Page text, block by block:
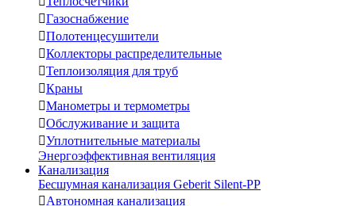
Газоснабжение
Полотенцесушители
Коллекторы распределительные
Теплоизоляция для труб
Краны
Манометры и термометры
Обслуживание и защита
Уплотнительные материалы
Энергоэффективная вентиляция
Канализация
Бесшумная канализация Geberit Silent-PP
Автономная канализация